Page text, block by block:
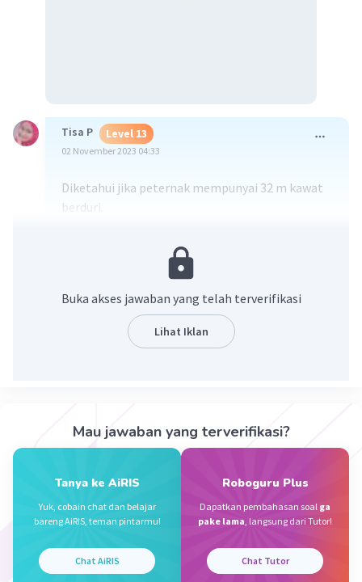
Tisa P Level 13
02 November 2023 04:33
Diketahui jika peternak mempunyai 32 m kawat
berduri.
panjang adalah Panjang x Lebar
Berarti panjang kandang adalah 8
Lebar kandang adalah 4
·5.0
beserta caranya kak
Aurelia Q Level 35
10 Juli 2024 04:45
Lebarnya: 4 m
Buka akses jawaban yang telah terverifikasi
Lihat Iklan
Mau jawaban yang terverifikasi?
Tanya ke AiRIS
Yuk, cobain chat dan belajar
bareng AiRIS, teman pintarmu!
Chat AiRIS
Roboguru Plus
Dapatkan pembahasan soal ga
pake lama, langsung dari Tutor!
Chat Tutor